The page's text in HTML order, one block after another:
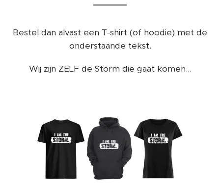
Bestel dan alvast een T-shirt (of hoodie) met de
onderstaande tekst.
Wij zijn ZELF de Storm die gaat komen...